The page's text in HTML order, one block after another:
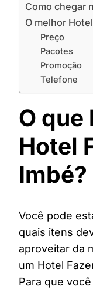
Como chegar
O melhor
Preço
Pacotes
Promoção
Telefone
O que
Hotel
Imbé?
Você pode
quais itens
aproveitar da
um Hotel
Para que